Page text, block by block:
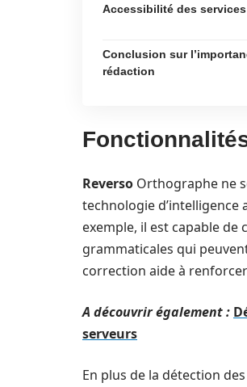
Accessibilité des
Conclusion sur
rédaction
Reverso Orthographe ne
technologie
exemple, il est capable de
grammaticales qui
correction aide à
A découvrir également :
serveurs
En plus de la détection